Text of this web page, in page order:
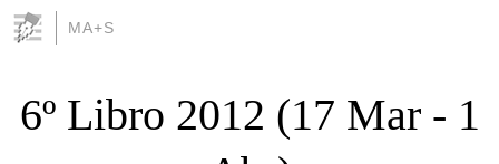
MA+S
6º Libro 2012 (17 Mar - 1